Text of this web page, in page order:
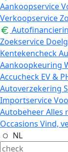
Aankoopservice
Verkoopservice
Zoekservice
Kentekencheck
Aankoopkeuring
Accucheck EV &
Autoverzekering
Importservice
AutobeheerAlles
Occasions Vind,
NL